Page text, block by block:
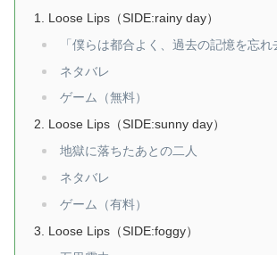
Loose Lips（SIDE:rainy day）
「僕らは都合よく、過去の記憶を忘れ
ネタバレ
ゲーム（無料）
Loose Lips（SIDE:sunny day）
地獄に落ちたあとの二人
ネタバレ
ゲーム（有料）
Loose Lips（SIDE:foggy）